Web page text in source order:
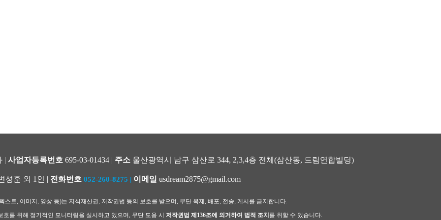
| 사업자등록번호 695-03-01434 | 주소울산광역시 남구 삼산로 344, 2,3,4층 전체(삼산동, 드림연합빌딩)
성훈 외 1인 | 전화번호 052-260-8275 | 이메일 usdream2875@gmail.com
스트, 이미지, 영상 등)는 지식재산권, 저작권법 등의 보호를 받으며, 무단 복제, 배포, 전송, 게시를 금지합니다.
를 위해 정기적인 모니터링을 실시하고 있으며, 무단 도용 시 저작권법 제136조에 의거하여 법적 조치를 취할 수 있습니다.